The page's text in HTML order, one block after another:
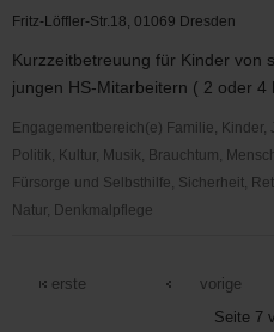
Körperbehinderten
Stadt
Dresden
e.V.
Fritz-Löffler-Str.18, 01069 Dresden
Kurzzeitbetreuung für Kinder von
jungen HS-Mitarbeitern ( 2 oder 4
Engagementbereich(e) Familie,
Politik, Kultur, Musik, Brauchtum,
Fürsorge und Selbsthilfe, Sicherheit,
Natur, Denkmalpflege
Campus-
erste
vorige
Seite 7